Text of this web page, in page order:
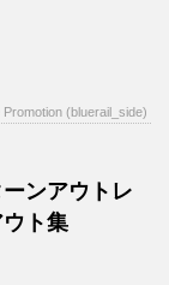
Promotion (bluerail_side)
ーンアウトレ
ト集